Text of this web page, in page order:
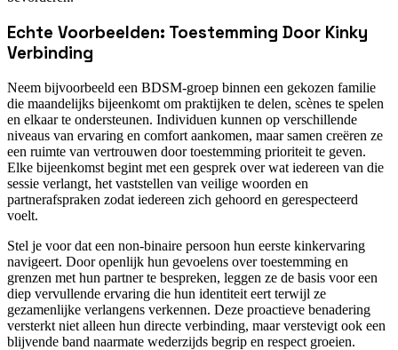
Echte Voorbeelden: Toestemming Door Kinky
Verbinding
Neem bijvoorbeeld een BDSM-groep binnen een gekozen familie
die maandelijks bijeenkomt om praktijken te delen, scènes te spelen
en elkaar te ondersteunen. Individuen kunnen op verschillende
niveaus van ervaring en comfort aankomen, maar samen creëren ze
een ruimte van vertrouwen door toestemming prioriteit te geven.
Elke bijeenkomst begint met een gesprek over wat iedereen van die
sessie verlangt, het vaststellen van veilige woorden en
partnerafspraken zodat iedereen zich gehoord en gerespecteerd
voelt.
Stel je voor dat een non-binaire persoon hun eerste kinkervaring
navigeert. Door openlijk hun gevoelens over toestemming en
grenzen met hun partner te bespreken, leggen ze de basis voor een
diep vervullende ervaring die hun identiteit eert terwijl ze
gezamenlijke verlangens verkennen. Deze proactieve benadering
versterkt niet alleen hun directe verbinding, maar verstevigt ook een
blijvende band naarmate wederzijds begrip en respect groeien.